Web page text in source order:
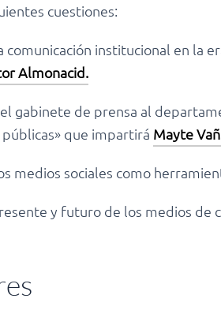
cuestiones:
comunicación institucional en la
Almonacid.
gabinete de prensa al
que impartirá Mayte
medios sociales como
y futuro de los medios de